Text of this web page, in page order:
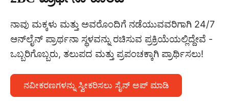
ನಾವು ಮಕ್ಕಳು ಮತ್ತು ಅವರೊಂದಿಗೆ ನಡೆಯುವವರಿಗಾಗಿ 24/7
ಆನ್‌ಲೈನ್ ಪ್ರಾರ್ಥನಾ ಸ್ಥಳವನ್ನು ರಚಿಸುವ ಪ್ರಕ್ರಿಯೆಯಲ್ಲಿದ್ದೇವೆ -
ಒಬ್ಬರಿಗೊಬ್ಬರು, ತಲುಪದ ಮತ್ತು ಪ್ರಪಂಚಕ್ಕಾಗಿ ಪ್ರಾರ್ಥಿಸಲು!
ನವೀಕರಣಗಳನ್ನು ಸ್ವೀಕರಿಸಲು ಸೈನ್ ಅಪ್ ಮಾಡಿ